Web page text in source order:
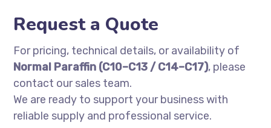
Request a Quote
For pricing, technical details, or availability of
Normal Paraffin (C10–C13 / C14–C17), please
contact our sales team.
We are ready to support your business with
reliable supply and professional service.